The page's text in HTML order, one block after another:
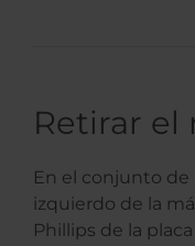
Retirar
En el conjunto de
izquierdo de la
Phillips de la